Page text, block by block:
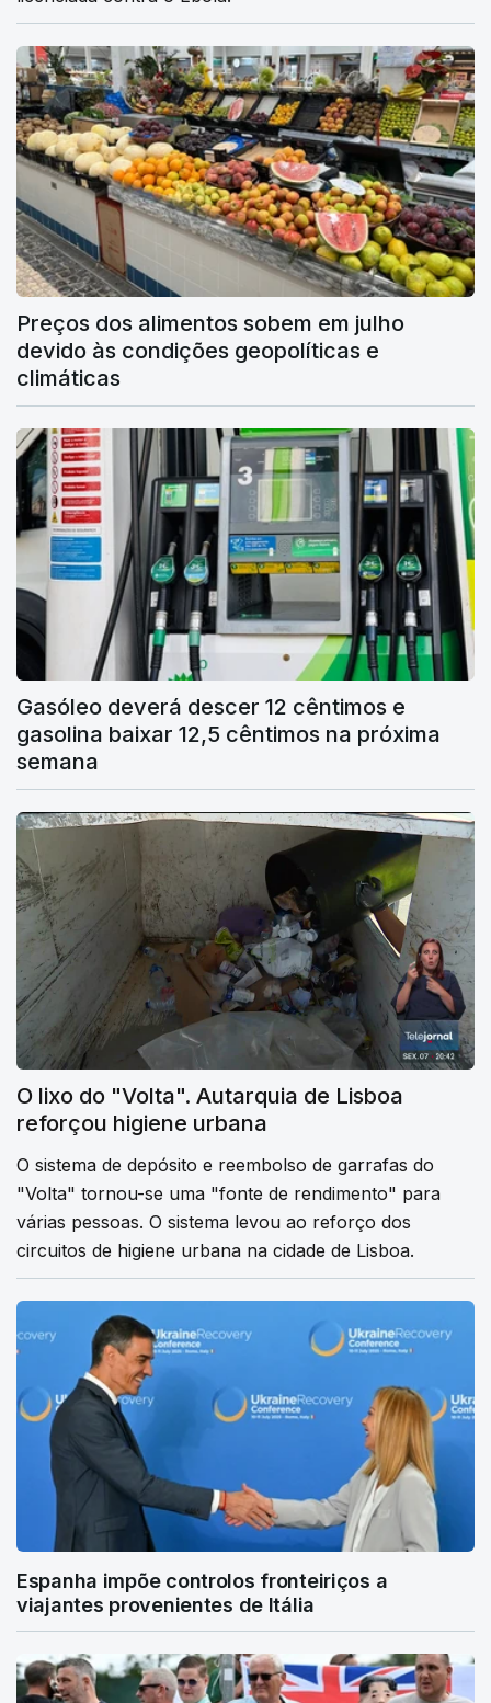
Preços dos alimentos sobem em julho
devido às condições geopolíticas e
climáticas
Gasóleo deverá descer 12 cêntimos e
gasolina baixar 12,5 cêntimos na próxima
semana
O lixo do "Volta". Autarquia de Lisboa
reforçou higiene urbana
O sistema de depósito e reembolso de garrafas do
"Volta" tornou-se uma "fonte de rendimento" para
várias pessoas. O sistema levou ao reforço dos
circuitos de higiene urbana na cidade de Lisboa.
Espanha impõe controlos fronteiriços a
viajantes provenientes de Itália